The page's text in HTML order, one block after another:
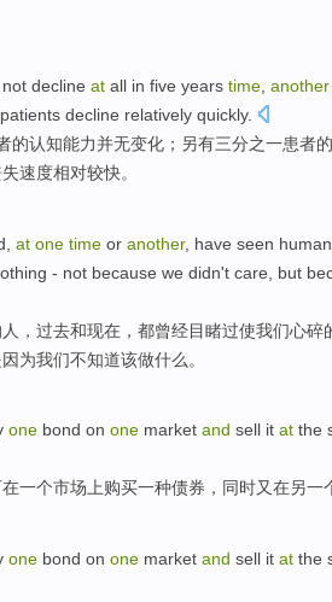
decline at all in five years time another
patients decline relatively quickly.
的认知能力并无变化； 另有三分之一患者的
速度相对较快。
at one time or another, have seen
- not because we didn't care but
人 ，过去和现在 ，都曾经目睹过使我们心碎
因为我们不知道该做什么。
one bond on one market and sell it at the
在一个市场上购买一种债券， 同时又在另一
one bond on one market and sell it at the